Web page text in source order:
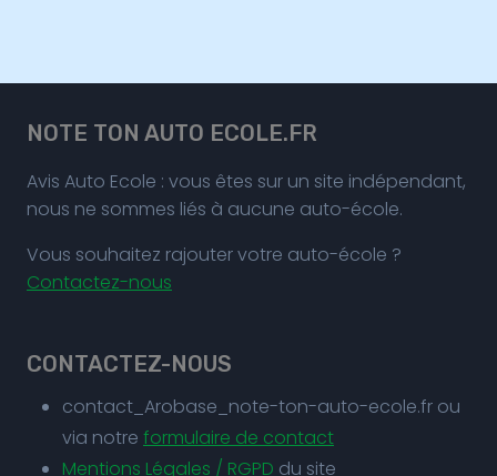
NOTE TON AUTO ECOLE.FR
Avis Auto Ecole : vous êtes sur un site indépendant,
nous ne sommes liés à aucune auto-école.
Vous souhaitez rajouter votre auto-école ?
Contactez-nous
CONTACTEZ-NOUS
contact_Arobase_note-ton-auto-ecole.fr ou
via notre formulaire de contact
Mentions Légales / RGPD du site